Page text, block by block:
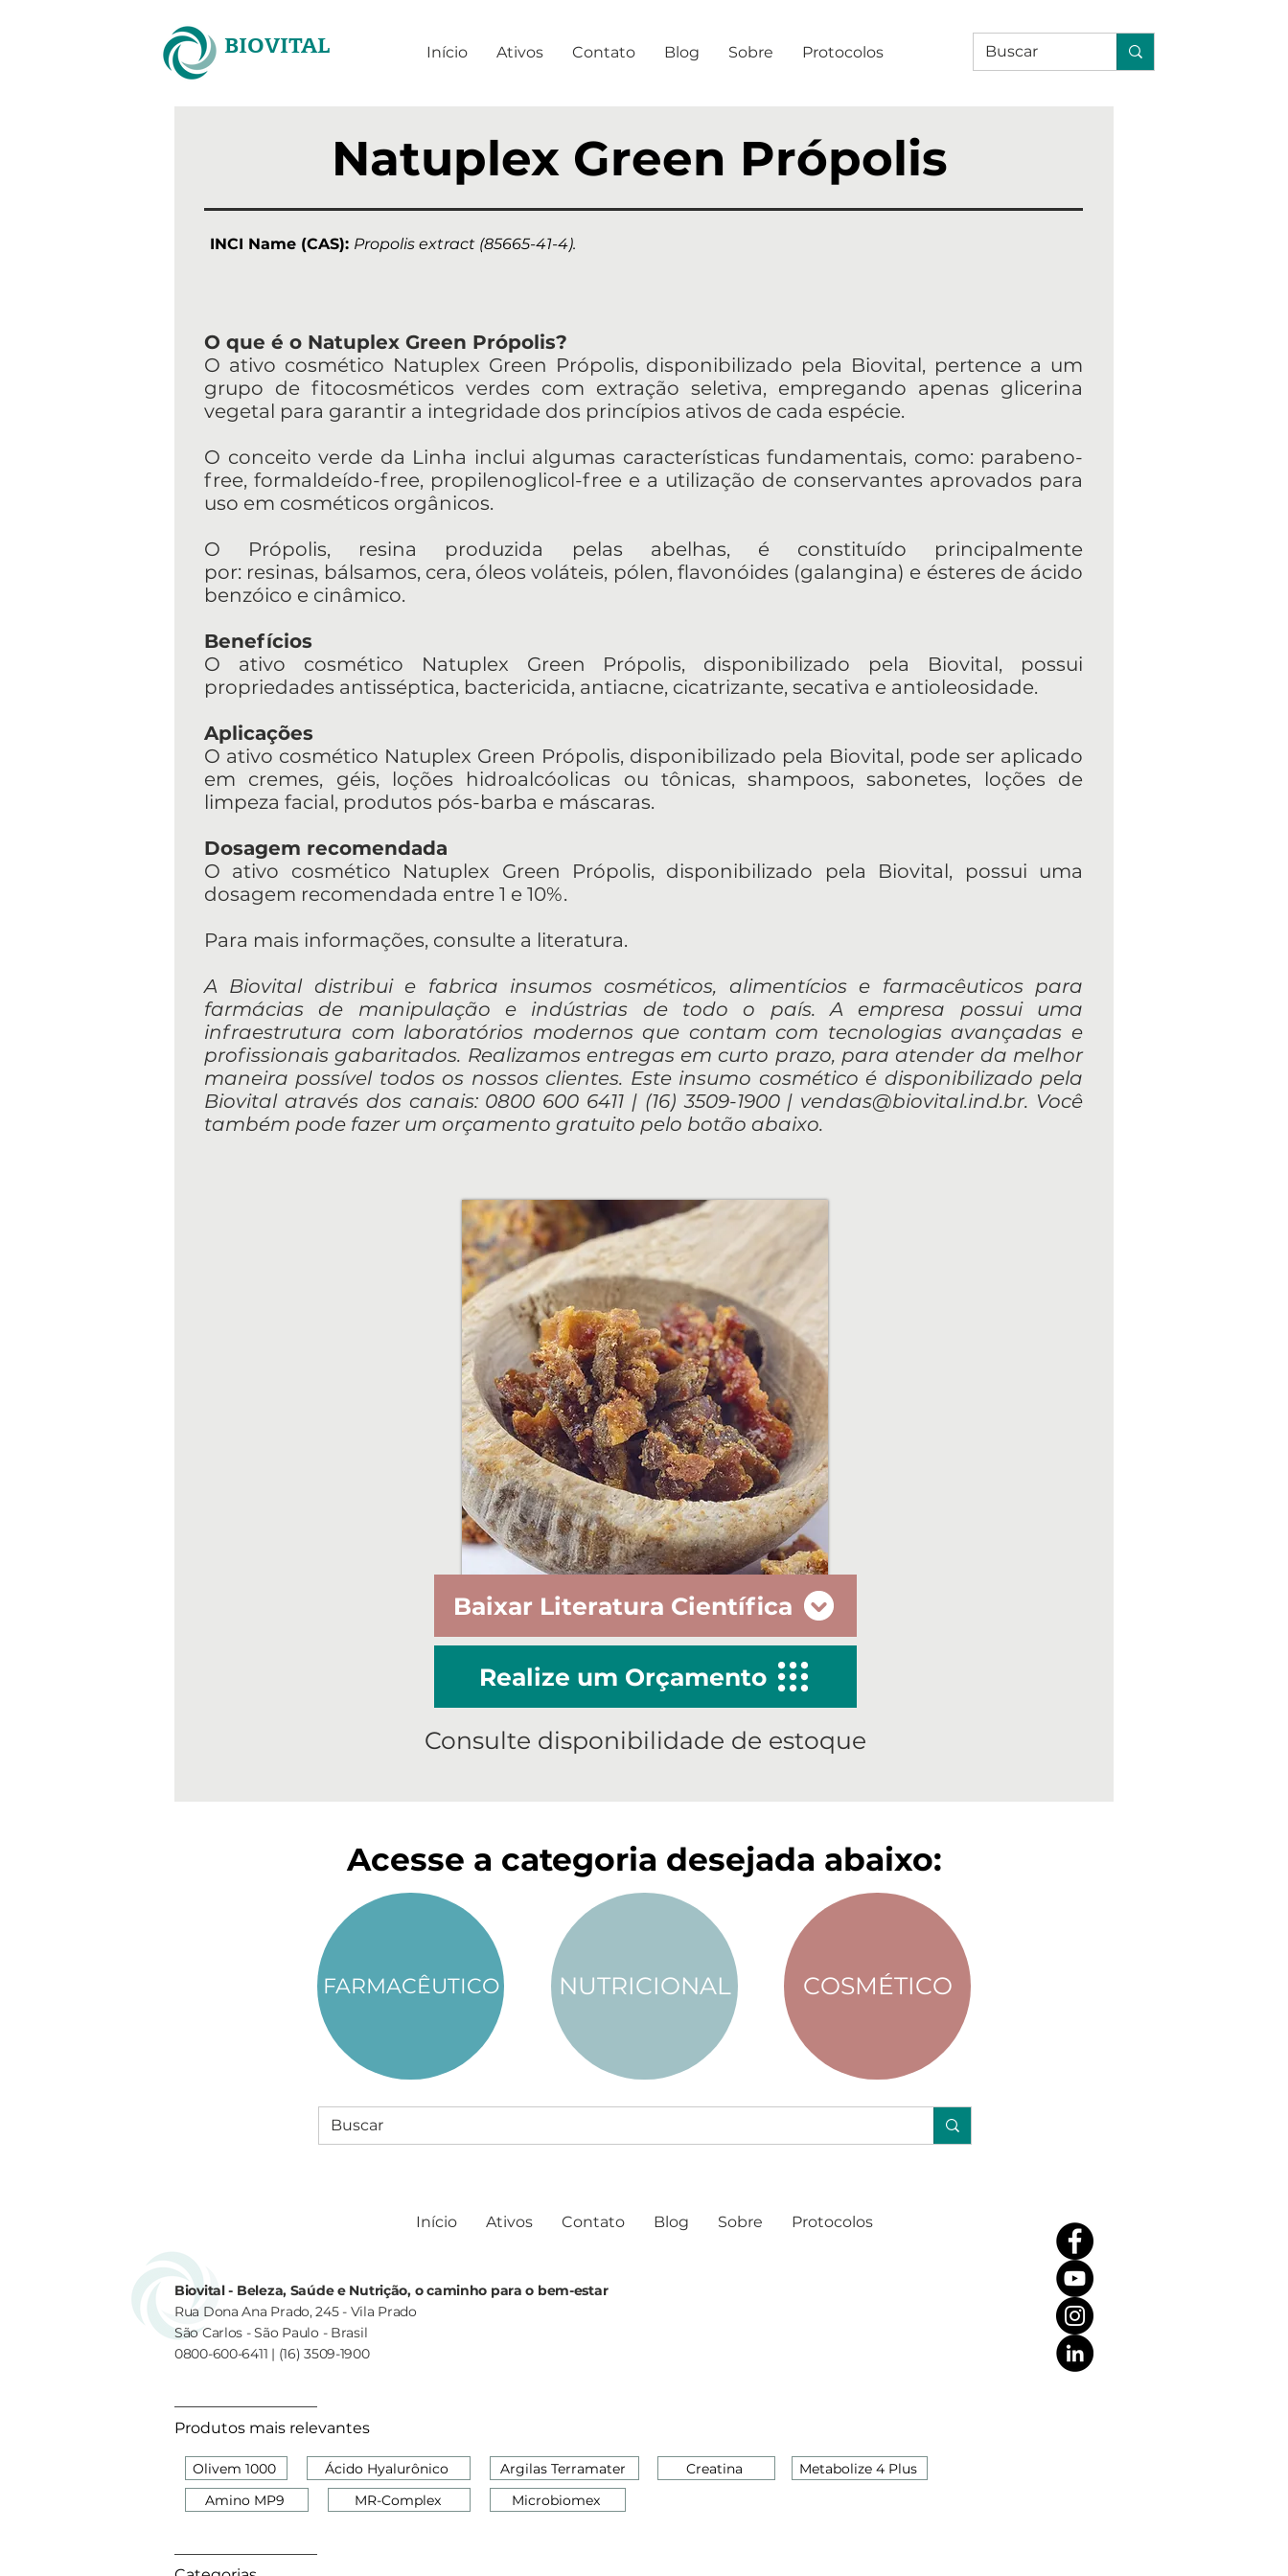
BIOVITAL Início Ativos Contato Blog Sobre Protocolos
Natuplex Green Própolis
INCI Name (CAS): Propolis extract (85665-41-4).
O que é o Natuplex Green Própolis?
O ativo cosmético Natuplex Green Própolis, disponibilizado pela Biovital, pertence a um
grupo de fitocosméticos verdes com extração seletiva, empregando apenas glicerina
vegetal para garantir a integridade dos princípios ativos de cada espécie.
O conceito verde da Linha inclui algumas características fundamentais, como: parabeno-
free, formaldeído-free, propilenoglicol-free e a utilização de conservantes aprovados para
uso em cosméticos orgânicos.
O Própolis, resina produzida pelas abelhas, é constituído principalmente
por: resinas, bálsamos, cera, óleos voláteis, pólen, flavonóides (galangina) e ésteres de ácido
benzóico e cinâmico.
Benefícios
O ativo cosmético Natuplex Green Própolis, disponibilizado pela Biovital, possui
propriedades antisséptica, bactericida, antiacne, cicatrizante, secativa e antioleosidade.
Aplicações
O ativo cosmético Natuplex Green Própolis, disponibilizado pela Biovital, pode ser aplicado
em cremes, géis, loções hidroalcóolicas ou tônicas, shampoos, sabonetes, loções de
limpeza facial, produtos pós-barba e máscaras.
Dosagem recomendada
O ativo cosmético Natuplex Green Própolis, disponibilizado pela Biovital, possui uma
dosagem recomendada entre 1 e 10%.
Para mais informações, consulte a literatura.
A Biovital distribui e fabrica insumos cosméticos, alimentícios e farmacêuticos para
farmácias de manipulação e indústrias de todo o país. A empresa possui uma
infraestrutura com laboratórios modernos que contam com tecnologias avançadas e
profissionais gabaritados. Realizamos entregas em curto prazo, para atender da melhor
maneira possível todos os nossos clientes. Este insumo cosmético é disponibilizado pela
Biovital através dos canais: 0800 600 6411 | (16) 3509-1900 | vendas@biovital.ind.br. Você
também pode fazer um orçamento gratuito pelo botão abaixo.
Baixar Literatura Científica
Realize um Orçamento
Consulte disponibilidade de estoque
Acesse a categoria desejada abaixo:
FARMACÊUTICO NUTRICIONAL COSMÉTICO
Biovital - Beleza, Saúde e Nutrição, o caminho para o bem-estar
Rua Dona Ana Prado, 245 - Vila Prado
São Carlos - São Paulo - Brasil
0800-600-6411 | (16) 3509-1900
Início Ativos Contato Blog Sobre Protocolos
Produtos mais relevantes
Olivem 1000
Ácido Hyalurônico
Amino MP9
MR-Complex
Argilas Terramater Creatina
Metabolize 4 Plus
Microbiomex